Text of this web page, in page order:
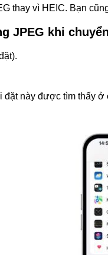
thay vì HEIC. Bạn
JPEG khi
này được tìm thấy ở